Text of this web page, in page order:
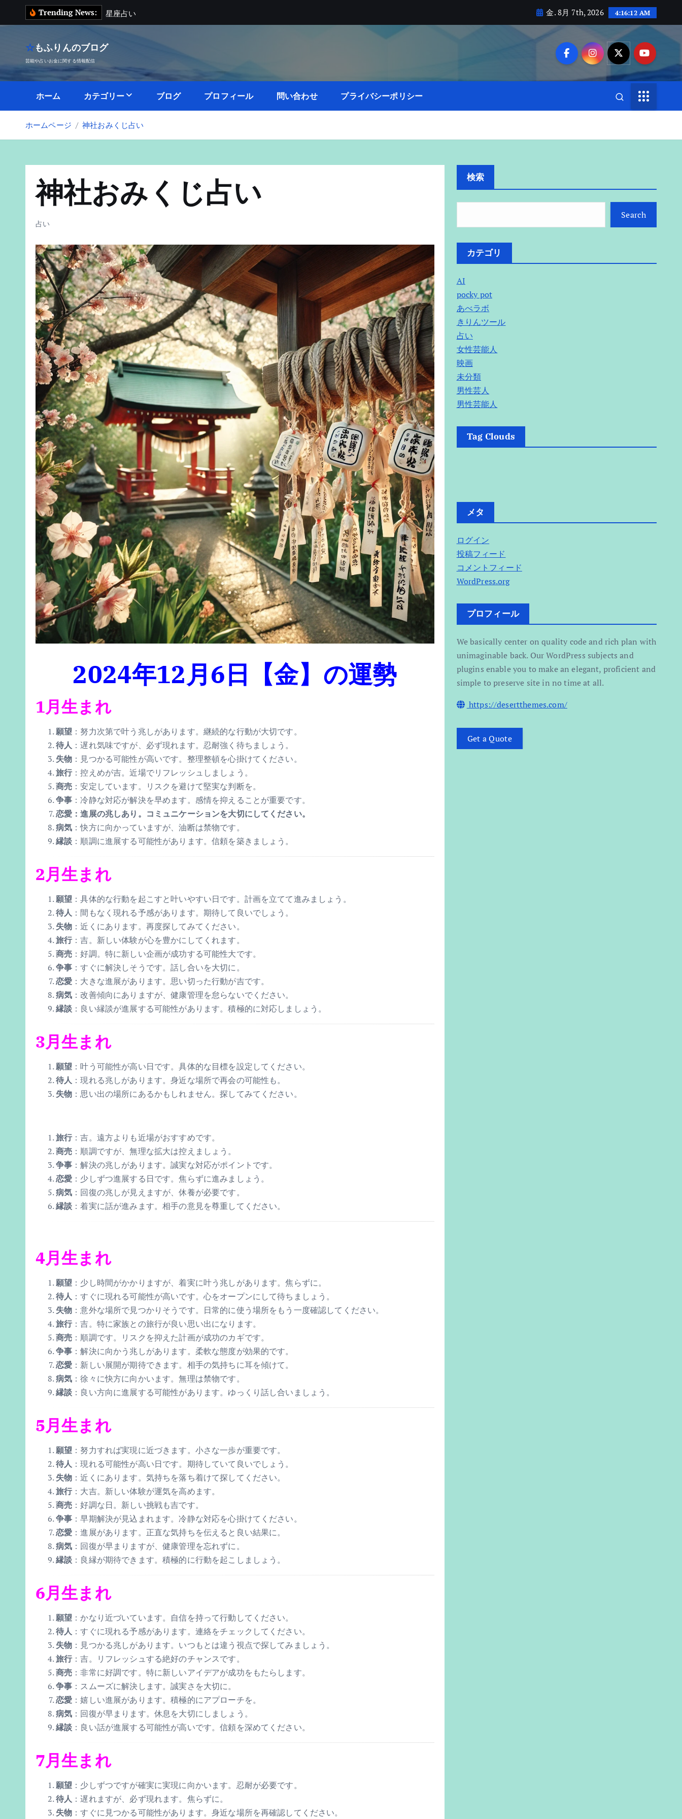
Trending News: 星座占い 金. 8月 7th, 2026 4:16:13 AM
☆もふりんのブログ
芸能や占いお金に関する情報配信
ホーム カテゴリー ブログ プロフィール 問い合わせ プライバシーポリシー
ホームページ 神社おみくじ占い
神社おみくじ占い
占い
2024年12月6日【金】の運勢
1月生まれ
願望 ：努力次第で叶う兆しがあります。継続的な行動が大切です。
待人 ：遅れ気味ですが、必ず現れます。忍耐強く待ちましょう。
失物 ：見つかる可能性が高いです。整理整頓を心掛けてください。
旅行：控えめが吉。近場でリフレッシュしましょう。
商売 ：安定しています。リスクを避けて堅実な判断を。
争事 ：冷静な対応が解決を早めます。感情を抑えることが重要です。
恋愛：進展の兆しあり。コミュニケーションを大切にしてください。
病気 ：快方に向かっていますが、油断は禁物です。
縁談 ：順調に進展する可能性があります。信頼を築きましょう。
2月生まれ
願望 ：具体的な行動を起こすと叶いやすい日です。計画を立てて進みましょう。
待人 ：間もなく現れる予感があります。期待して良いでしょう。
失物 ：近くにあります。再度探してみてください。
旅行：吉。新しい体験が心を豊かにしてくれます。
商売 ：好調。特に新しい企画が成功する可能性大です。
争事 ：すぐに解決しそうです。話し合いを大切に。
恋愛 ：大きな進展があります。思い切った行動が吉です。
病気 ：改善傾向にありますが、健康管理を怠らないでください。
縁談 ：良い縁談が進展する可能性があります。積極的に対応しましょう。
3月生まれ
願望 ：叶う可能性が高い日です。具体的な目標を設定してください。
待人 ：現れる兆しがあります。身近な場所で再会の可能性も。
失物 ：思い出の場所にあるかもしれません。探してみてください。
旅行：吉。遠方よりも近場がおすすめです。
商売 ：順調ですが、無理な拡大は控えましょう。
争事 ：解決の兆しがあります。誠実な対応がポイントです。
恋愛 ：少しずつ進展する日です。焦らずに進みましょう。
病気 ：回復の兆しが見えますが、休養が必要です。
縁談 ：着実に話が進みます。相手の意見を尊重してください。
4月生まれ
願望 ：少し時間がかかりますが、着実に叶う兆しがあります。焦らずに。
待人 ：すぐに現れる可能性が高いです。心をオープンにして待ちましょう。
失物 ：意外な場所で見つかりそうです。日常的に使う場所をもう一度確認してください。
旅行：吉。特に家族との旅行が良い思い出になります。
商売 ：順調です。リスクを抑えた計画が成功のカギです。
争事 ：解決に向かう兆しがあります。柔軟な態度が効果的です。
恋愛 ：新しい展開が期待できます。相手の気持ちに耳を傾けて。
病気 ：徐々に快方に向かいます。無理は禁物です。
縁談 ：良い方向に進展する可能性があります。ゆっくり話し合いましょう。
5月生まれ
願望 ：努力すれば実現に近づきます。小さな一歩が重要です。
待人 ：現れる可能性が高い日です。期待していて良いでしょう。
失物 ：近くにあります。気持ちを落ち着けて探してください。
旅行：大吉。新しい体験が運気を高めます。
商売 ：好調な日。新しい挑戦も吉です。
争事 ：早期解決が見込まれます。冷静な対応を心掛けてください。
恋愛 ：進展があります。正直な気持ちを伝えると良い結果に。
病気 ：回復が早まりますが、健康管理を忘れずに。
縁談 ：良縁が期待できます。積極的に行動を起こしましょう。
6月生まれ
願望 ：かなり近づいています。自信を持って行動してください。
待人 ：すぐに現れる予感があります。連絡をチェックしてください。
失物 ：見つかる兆しがあります。いつもとは違う視点で探してみましょう。
旅行：吉。リフレッシュする絶好のチャンスです。
商売 ：非常に好調です。特に新しいアイデアが成功をもたらします。
争事 ：スムーズに解決します。誠実さを大切に。
恋愛 ：嬉しい進展があります。積極的にアプローチを。
病気 ：回復が早まります。休息を大切にしましょう。
縁談 ：良い話が進展する可能性が高いです。信頼を深めてください。
7月生まれ
願望 ：少しずつですが確実に実現に向かいます。忍耐が必要です。
待人 ：遅れますが、必ず現れます。焦らずに。
失物 ：すぐに見つかる可能性があります。身近な場所を再確認してください。
検索
Search
カテゴリ
AI
pocky pot
あべラボ
きりんツール
占い
女性芸能人
映画
未分類
男性芸人
男性芸能人
Tag Clouds
メタ
ログイン
投稿フィード
コメントフィード
WordPress.org
プロフィール
We basically center on quality code and rich plan with
unimaginable back. Our WordPress subjects and
plugins enable you to make an elegant, proficient and
simple to preserve site in no time at all.
https://desertthemes.com/
Get a Quote